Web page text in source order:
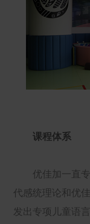
课程体系
优佳加一直
代感统理论和优
发出专项儿童语